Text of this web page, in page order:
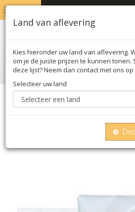
Home Deegwaren
Granoro dedicato - fusilli
Land van aflevering
Kies hieronder uw land van aflevering.
om je de juiste prijzen te kunnen tonen.
deze lijst? Neem dan contact met ons op
Selecteer uw land